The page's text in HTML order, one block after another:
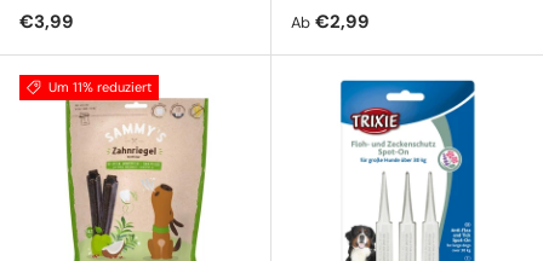
Normaler Preis
€3,99 Normaler Preis
Ab €2,99
Um 11% reduziert